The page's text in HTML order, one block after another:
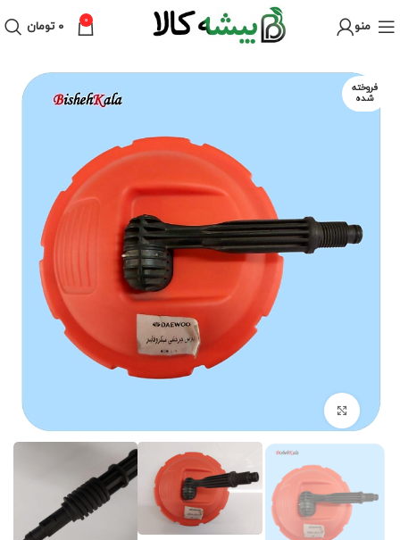
منو 0 ۰ تومان
فروخته
شده